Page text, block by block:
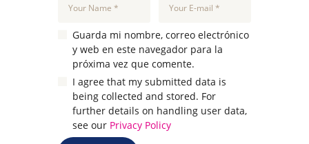
Guarda mi nombre, correo electrónico
y web en este navegador para la
próxima vez que comente.
I agree that my submitted data is
being collected and stored. For
further details on handling user data,
see our Privacy Policy